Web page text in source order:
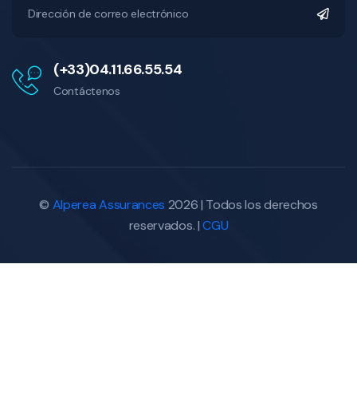
(+33)04.11.66.55.54
Contáctenos
© Alperea Assurances 2026 | Todos los derechos
reservados. |CGU